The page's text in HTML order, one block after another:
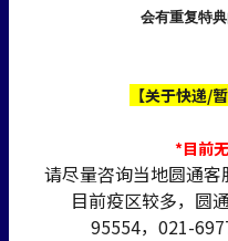
会有重复特典
【关于快递/
*目前
请尽量咨询当地圆通客
目前疫区较多，圆
95554，021-